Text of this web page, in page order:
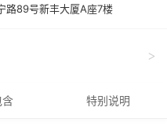
路89号新丰大厦A座7楼
>
含 特别说明